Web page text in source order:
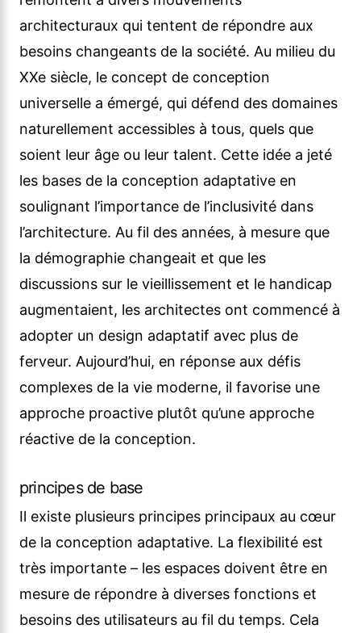
architecturaux qui tentent de répondre aux
besoins changeants de la société. Au milieu du
XXe siècle, le concept de conception
universelle a émergé, qui défend des domaines
naturellement accessibles à tous, quels que
soient leur âge ou leur talent. Cette idée a jeté
les bases de la conception adaptative en
soulignant l’importance de l’inclusivité dans
l’architecture. Au fil des années, à mesure que
la démographie changeait et que les
discussions sur le vieillissement et le handicap
augmentaient, les architectes ont commencé à
adopter un design adaptatif avec plus de
ferveur. Aujourd’hui, en réponse aux défis
complexes de la vie moderne, il favorise une
approche proactive plutôt qu’une approche
réactive de la conception.
principes de base
Il existe plusieurs principes principaux au cœur
de la conception adaptative. La flexibilité est
très importante – les espaces doivent être en
mesure de répondre à diverses fonctions et
besoins des utilisateurs au fil du temps. Cela